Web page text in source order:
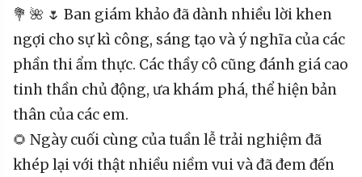
💐 🌺 🌷 Ban giám khảo đã dành nhiều lời khen
ngợi cho sự kì công, sáng tạo và ý nghĩa của các
phần thi ẩm thực. Các thầy cô cũng đánh giá cao
tinh thần chủ động, ưa khám phá, thể hiện bản
thân của các em.
🌻 Ngày cuối cùng của tuần lễ trải nghiệm đã
khép lại với thật nhiều niềm vui và đã đem đến